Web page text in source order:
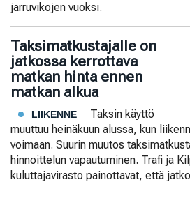
jarruvikojen vuoksi.
Taksimatkustajalle on
jatkossa kerrottava
matkan hinta ennen
matkan alkua
LIIKENNE
Taksin käyttö
muuttuu heinäkuun alussa, kun
voimaan. Suurin muutos
hinnoittelun vapautuminen. Trafi ja
kuluttajavirasto painottavat, että